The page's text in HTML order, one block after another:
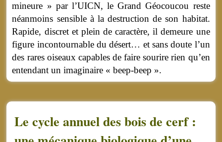
mineure » par l’UICN, le Grand Géocoucou reste
néanmoins sensible à la destruction de son habitat.
Rapide, discret et plein de caractère, il demeure une
figure incontournable du désert… et sans doute l’un
des rares oiseaux capables de faire sourire rien qu’en
entendant un imaginaire « beep-beep ».
Le cycle annuel des bois de cerf :